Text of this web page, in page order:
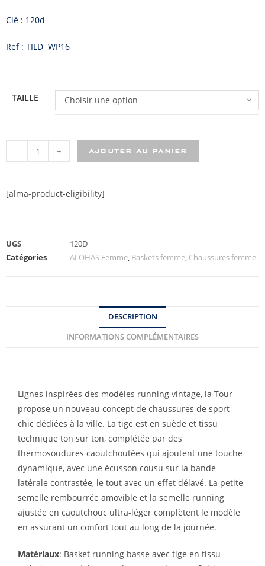
Clé : 120d
Ref : TILD WP16
TAILLE Choisir une option
- + AJOUTER AU PANIER
[alma-product-eligibility]
UGS
120D
Catégories
ALOHAS Femme, Baskets femme, Chaussures femme
DESCRIPTION
INFORMATIONS COMPLÉMENTAIRES
Lignes inspirées des modèles running vintage, la Tour
propose un nouveau concept de chaussures de sport
chic dédiées à la ville. La tige est en suède et tissu
technique ton sur ton, complétée par des
thermosoudures caoutchoutées qui ajoutent une touche
dynamique, avec une écusson cousu sur la bande
latérale contrastée, le tout avec un effet délavé. La petite
semelle rembourrée amovible et la semelle running
ajustée en caoutchouc ultra-léger complètent le modèle
en assurant un confort tout au long de la journée.
Matériaux: Basket running basse avec tige en tissu